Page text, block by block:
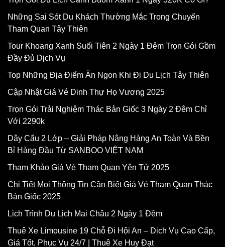
Những Sai Sót Du Khách Thường Mắc Trong Chuyến
Tham Quan Tây Thiên
Tour Khoang Xanh Suối Tiên 2 Ngày 1 Đêm Trọn Gói Gồm
Đầy Đủ Dịch Vụ
Top Những Địa Điểm Ăn Ngon Khi Đi Du Lịch Tây Thiên
Cập Nhật Giá Vé Dinh Thự Họ Vương 2025
Trọn Gói Trải Nghiệm Thác Bản Giốc 3 Ngày 2 Đêm Chỉ
Với 2290k
Dây Cẩu 2 Lớp – Giải Pháp Nâng Hàng An Toàn Và Bền
Bỉ Hàng Đầu Từ SANBOO VIỆT NAM
Tham Khảo Giá Vé Tham Quan Yên Tử 2025
Chi Tiết Mọi Thông Tin Cần Biết Giá Vé Tham Quan Thác
Bản Giốc 2025
Lịch Trình Du Lịch Mai Châu 2 Ngày 1 Đêm
Thuê Xe Limousine 19 Chỗ Đi Hội An – Dịch Vụ Cao Cấp,
Giá Tốt, Phục Vụ 24/7 | Thuê Xe Huy Đạt